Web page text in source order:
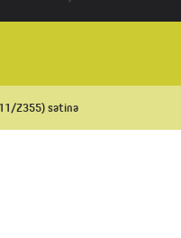
Z355) satina